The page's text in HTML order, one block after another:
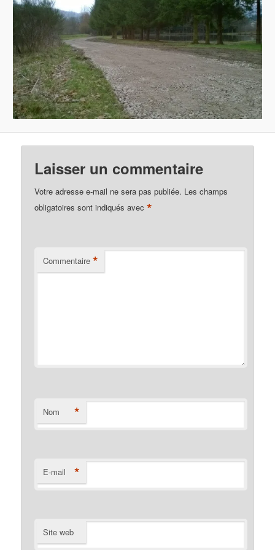
Laisser un commentaire
Votre adresse e-mail ne sera pas publiée. Les champs
obligatoires sont indiqués avec*
Commentaire *
Nom *
E-mail *
Site web